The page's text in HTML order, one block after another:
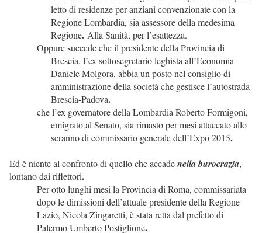
letto di residenze per anziani convenzionate con la
Regione Lombardia, sia assessore della medesima
Regione. Alla Sanità, per l’esattezza.
Oppure succede che il presidente della Provincia di
Brescia, l’ex sottosegretario leghista all’Economia
Daniele Molgora, abbia un posto nel consiglio di
amministrazione della società che gestisce l’autostrada
Brescia-Padova.
che l’ex governatore della Lombardia Roberto Formigoni,
emigrato al Senato, sia rimasto per mesi attaccato allo
scranno di commissario generale dell’Expo 2015.
Ed è niente al confronto di quello che accadenella burocrazia,
lontano dai riflettori.
Per otto lunghi mesi la Provincia di Roma, commissariata
dopo le dimissioni dell’attuale presidente della Regione
Lazio, Nicola Zingaretti, è stata retta dal prefetto di
Palermo Umberto Postiglione.